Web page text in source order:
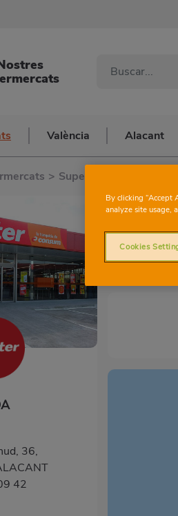
València Alacant
> Supermercats a Alacant
36,
42
By clicking “Accept
analyze site usage,
Cookies